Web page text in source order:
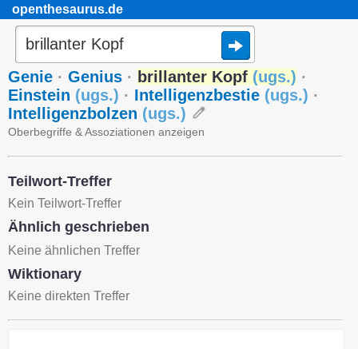
openthesaurus.de
Genie · Genius · brillanter Kopf (ugs.) ·
Einstein (ugs.) · Intelligenzbestie (ugs.) ·
Intelligenzbolzen (ugs.)
Oberbegriffe & Assoziationen anzeigen
Teilwort-Treffer
Kein Teilwort-Treffer
Ähnlich geschrieben
Keine ähnlichen Treffer
Wiktionary
Keine direkten Treffer